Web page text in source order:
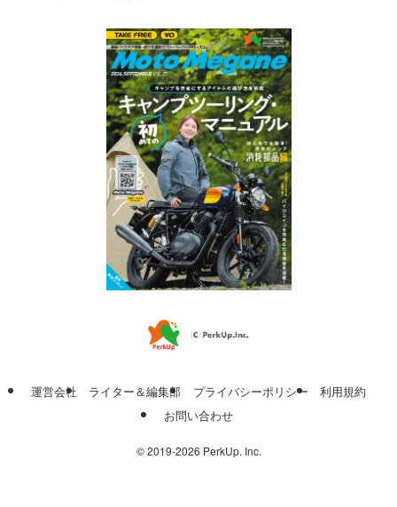
運営会社 ライター＆編集部 プライバシーポリシー
利用規約
お問い合わせ
©2019-2026 PerkUp. Inc.